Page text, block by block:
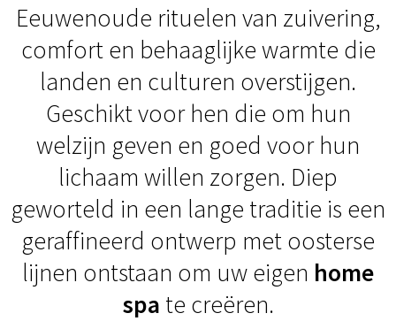
Eeuwenoude rituelen van zuivering,
comfort en behaaglijke warmte die
landen en culturen overstijgen.
Geschikt voor hen die om hun
welzijn geven en goed voor hun
lichaam willen zorgen. Diep
geworteld in een lange traditie is een
geraffineerd ontwerp met oosterse
lijnen ontstaan om uw eigen home
spa te creëren.